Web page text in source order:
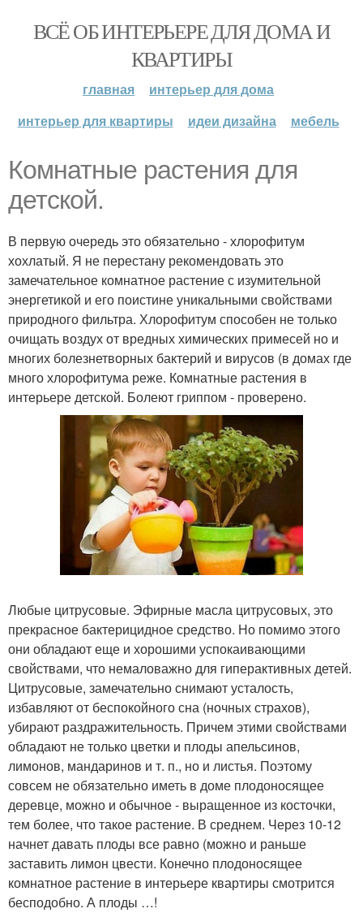
ВСЁ ОБ ИНТЕРЬЕРЕ ДЛЯ ДОМА И
КВАРТИРЫ
главная
интерьер для дома
интерьер для квартиры
идеи дизайна мебель
Комнатные растения для
детской.
В первую очередь это обязательно - хлорофитум
хохлатый. Я не перестану рекомендовать это
замечательное комнатное растение с изумительной
энергетикой и его поистине уникальными свойствами
природного фильтра. Хлорофитум способен не только
очищать воздух от вредных химических примесей но и
многих болезнетворных бактерий и вирусов (в домах где
много хлорофитума реже. Комнатные растения в
интерьере детской. Болеют гриппом - проверено.
Любые цитрусовые. Эфирные масла цитрусовых, это
прекрасное бактерицидное средство. Но помимо этого
они обладают еще и хорошими успокаивающими
свойствами, что немаловажно для гиперактивных детей.
Цитрусовые, замечательно снимают усталость,
избавляют от беспокойного сна (ночных страхов),
убирают раздражительность. Причем этими свойствами
обладают не только цветки и плоды апельсинов,
лимонов, мандаринов и т. п., но и листья. Поэтому
совсем не обязательно иметь в доме плодоносящее
деревце, можно и обычное - выращенное из косточки,
тем более, что такое растение. В среднем. Через 10-12
начнет давать плоды все равно (можно и раньше
заставить лимон цвести. Конечно плодоносящее
комнатное растение в интерьере квартиры смотрится
бесподобно. А плоды …!